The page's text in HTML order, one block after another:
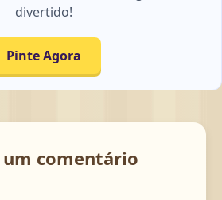
divertido!
Pinte Agora
um comentário